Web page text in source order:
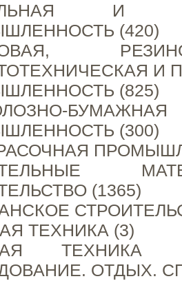
И
(420)
И
(825)
БУМАЖНАЯ
(300)
(1365)
ТЕХНИКА (3)
ТЕХНИКА
ОТДЫХ.